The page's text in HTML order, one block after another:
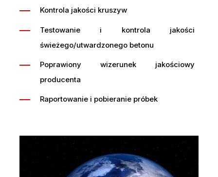
Kontrola jakości kruszyw
Testowanie i kontrola jakości
świeżego/utwardzonego betonu
Poprawiony wizerunek jakościowy
producenta
Raportowanie i pobieranie próbek